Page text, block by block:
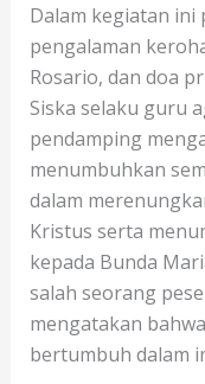
Dalam kegiatan ini
pengalaman
Rosario, dan doa
Siska selaku guru
pendamping
menumbuhkan
dalam
Kristus serta
kepada Bunda
salah seorang
mengatakan
bertumbuh dalam